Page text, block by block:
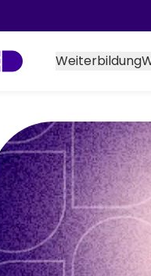
Weiterbildung